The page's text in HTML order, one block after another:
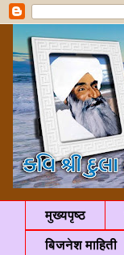
मुख्यपृष्ठ
बिजनेश माहिती